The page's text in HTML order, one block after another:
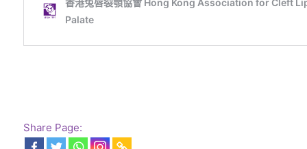
Share Page: